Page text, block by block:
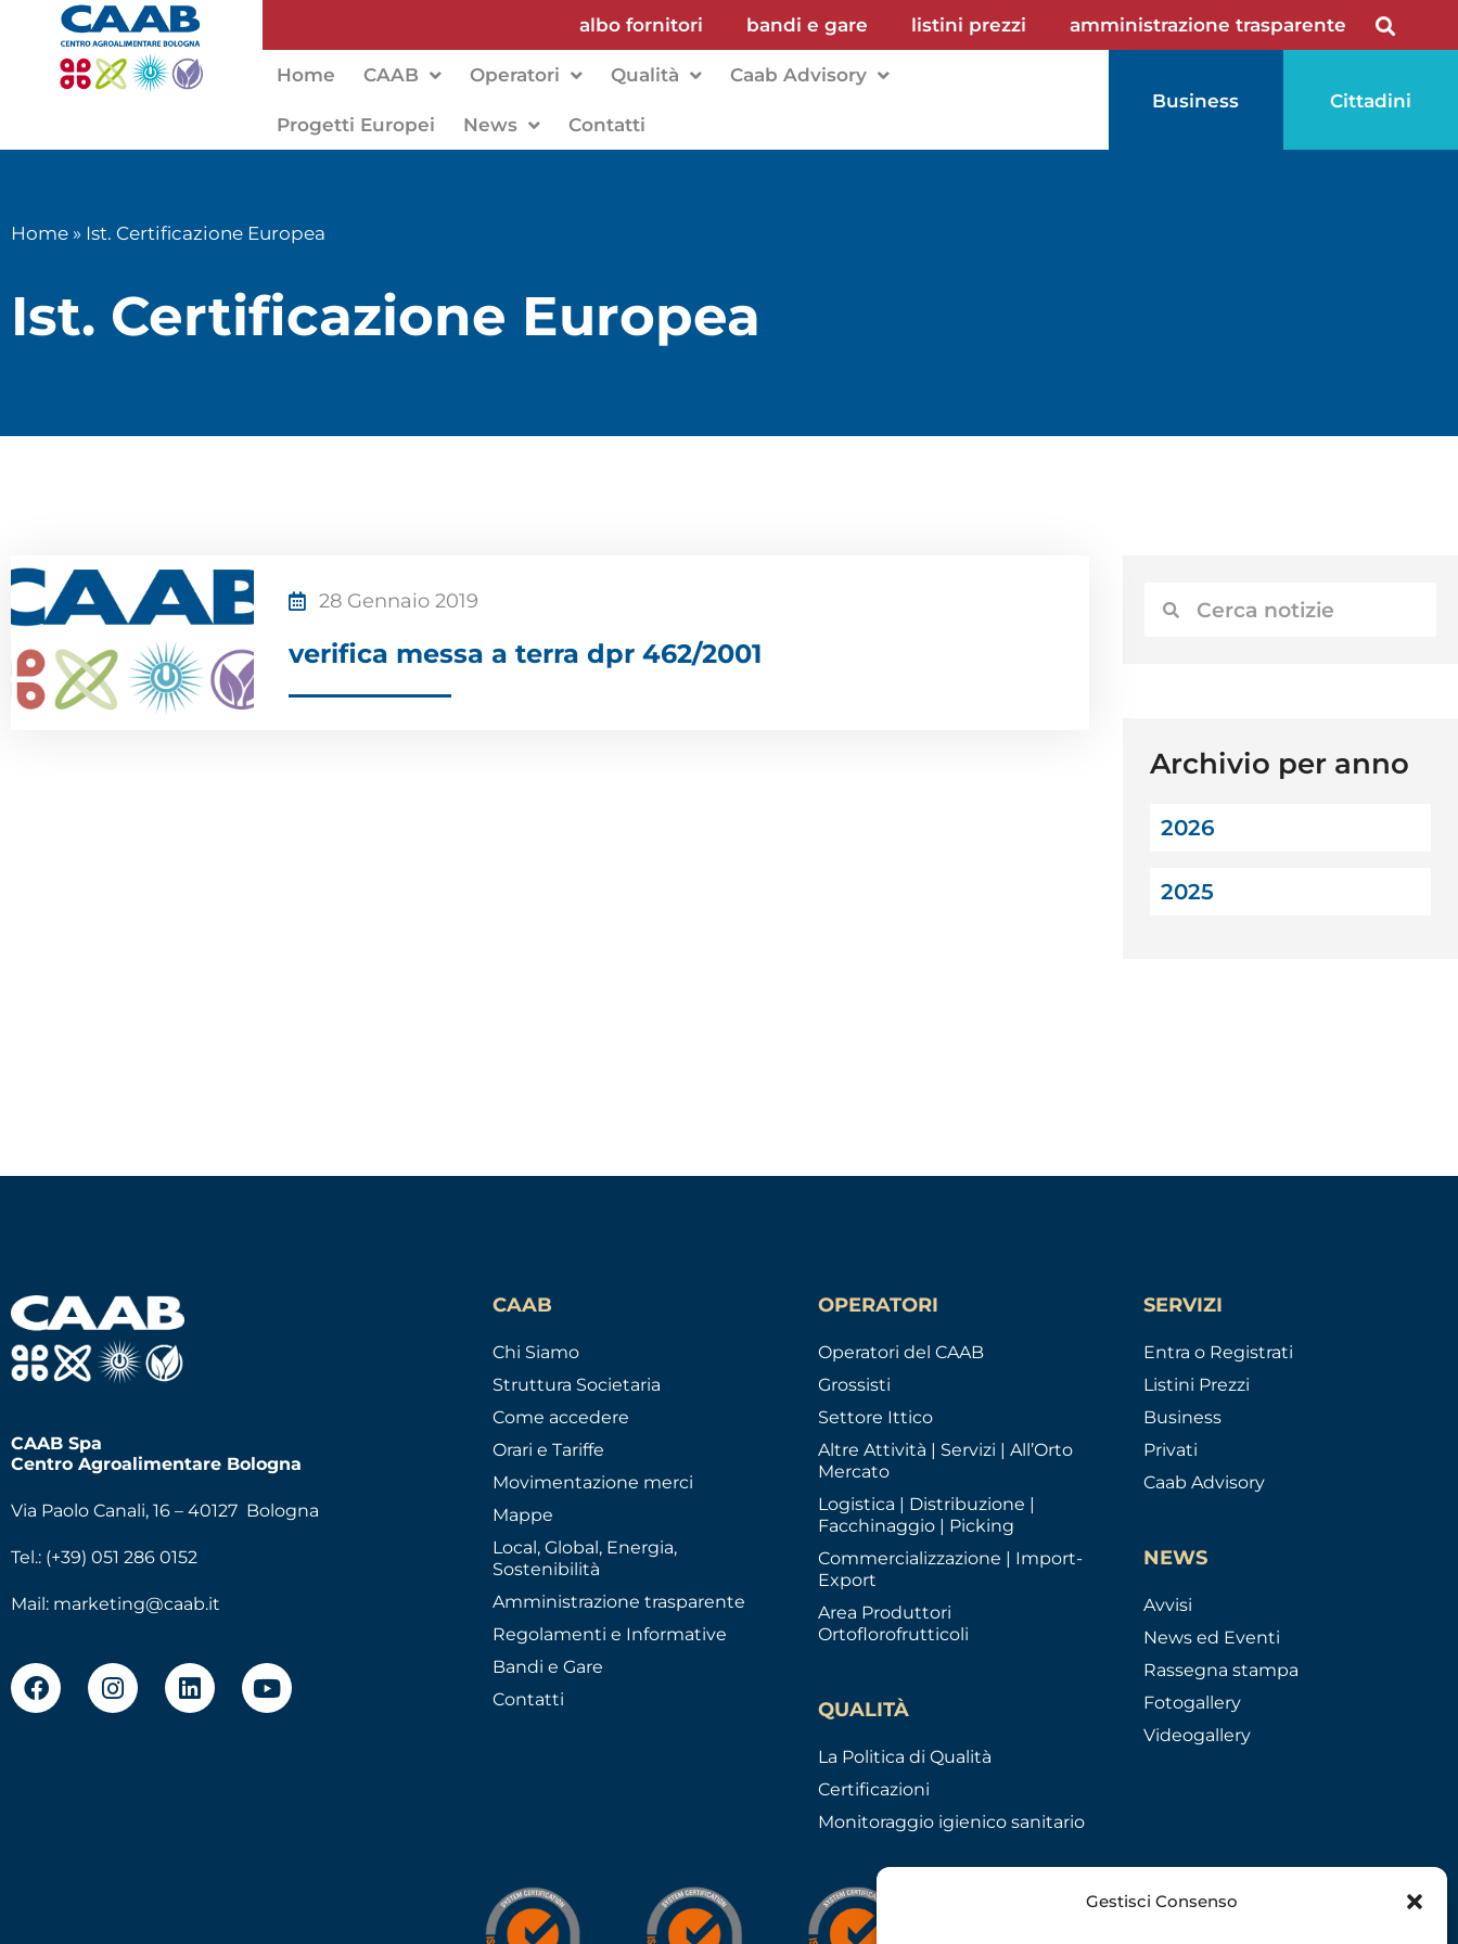
Gestisci Consenso
albo fornitori bandi e gare listini prezzi amministrazione trasparente
Home CAAB Operatori Qualità Caab Advisory
Progetti Europei News Contatti
Business Cittadini
Home » Ist. Certificazione Europea
Ist. Certificazione Europea
28 Gennaio 2019
verifica messa a terra dpr 462/2001
Archivio per anno
2026
2025
CAAB Spa
Centro Agroalimentare Bologna
Via Paolo Canali, 16 – 40127 Bologna
Tel.: (+39) 051 286 0152
Mail: marketing@caab.it
CAAB
Chi Siamo
Struttura Societaria
Come accedere
Orari e Tariffe
Movimentazione merci
Mappe
Local, Global, Energia,
Sostenibilità
Amministrazione trasparente
Regolamenti e Informative
Bandi e Gare
Contatti
OPERATORI
Operatori del CAAB
Grossisti
Settore Ittico
Altre Attività | Servizi | All’Orto
Mercato
Logistica | Distribuzione |
Facchinaggio | Picking
Commercializzazione | Import-
Export
Area Produttori
Ortoflorofrutticoli
QUALITÀ
La Politica di Qualità
Certificazioni
Monitoraggio igienico sanitario
SERVIZI
Entra o Registrati
Listini Prezzi
Business
Privati
Caab Advisory
NEWS
Avvisi
News ed Eventi
Rassegna stampa
Fotogallery
Videogallery